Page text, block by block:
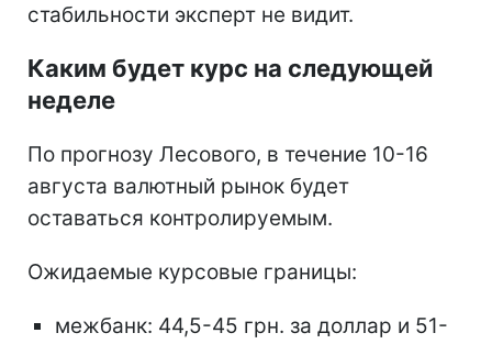
стабильности эксперт не видит.
Каким будет курс на следующей
неделе
По прогнозу Лесового, в течение 10-16
августа валютный рынок будет
оставаться контролируемым.
Ожидаемые курсовые границы:
межбанк: 44,5-45 грн. за доллар и 51-